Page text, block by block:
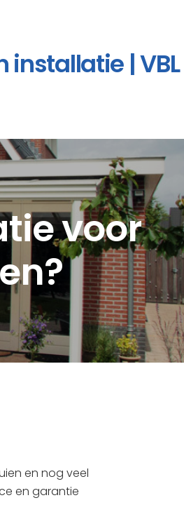
| VBL
voor
en nog veel
en garantie